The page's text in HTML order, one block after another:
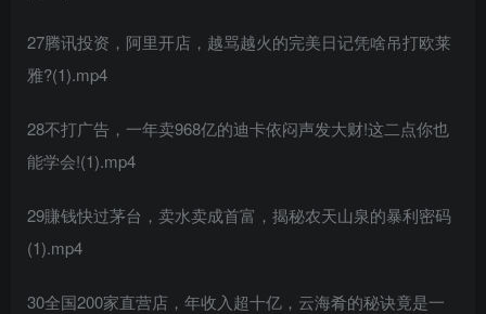
27腾讯投资，阿里开店，越骂越火的完美日记凭啥吊打欧莱
雅?(1).mp4
28不打广告，一年卖968亿的迪卡依闷声发大财!这二点你也
能学会!(1).mp4
29賺钱快过茅台，卖水卖成首富，揭秘农天山泉的暴利密码
(1).mp4
30全国200家直营店，年收入超十亿，云海肴的秘诀竟是一